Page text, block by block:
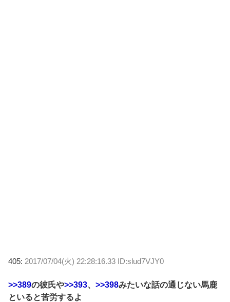
405: 2017/07/04(火) 22:28:16.33 ID:slud7VJY0
>>389の彼氏や>>393、 >>398みたいな話の通じない馬鹿
といると苦労するよ